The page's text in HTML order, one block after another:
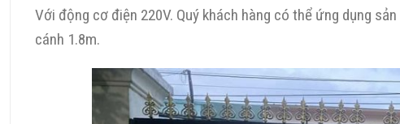
Với động cơ điện 220V. Quý khách hàng có thể ứng dụng
cánh 1.8m.